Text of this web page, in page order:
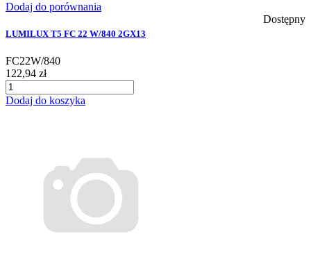
Dodaj do porównania
Dostępny
LUMILUX T5 FC 22 W/840 2GX13
FC22W/840
122,94 zł
Dodaj do koszyka